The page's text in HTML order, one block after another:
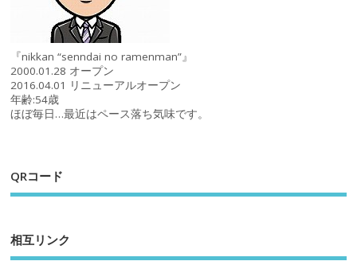
『nikkan “senndai no ramenman”』
2000.01.28 オープン
2016.04.01 リニューアルオープン
年齢:54歳
ほぼ毎日…最近はペース落ち気味です。
QRコード
相互リンク